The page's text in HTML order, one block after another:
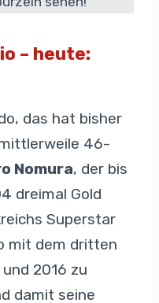
– heute:
das hat bisher
46-
Nomura, der bis
dreimal Gold
Superstar
mit dem dritten
2016 zu
damit seine